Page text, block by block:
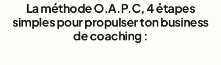
La méthode O.A.P.C, 4 étapes
simples pour propulser ton business
de coaching :